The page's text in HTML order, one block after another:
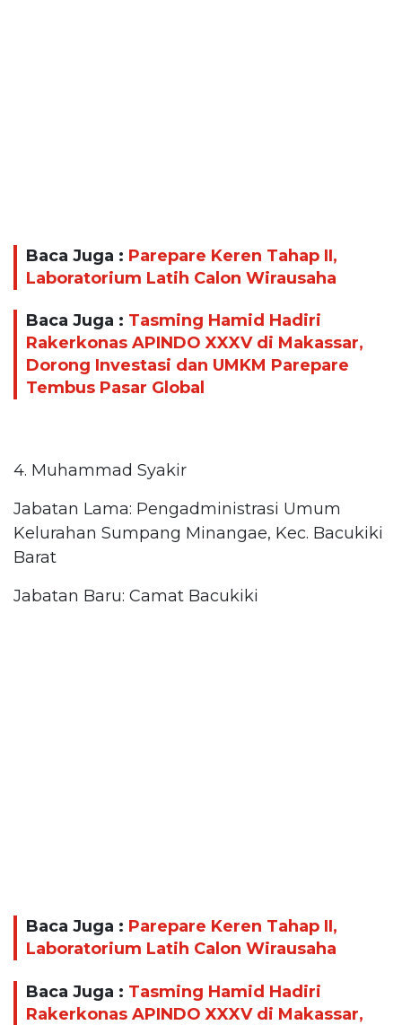
Baca Juga : Parepare Keren Tahap II,
Laboratorium Latih Calon Wirausaha
Baca Juga : Tasming Hamid Hadiri
Rakerkonas APINDO XXXV di Makassar,
Dorong Investasi dan UMKM Parepare
Tembus Pasar Global
4. Muhammad Syakir
Jabatan Lama: Pengadministrasi Umum
Kelurahan Sumpang Minangae, Kec. Bacukiki
Barat
Jabatan Baru: Camat Bacukiki
Baca Juga : Parepare Keren Tahap II,
Laboratorium Latih Calon Wirausaha
Baca Juga : Tasming Hamid Hadiri
Rakerkonas APINDO XXXV di Makassar,